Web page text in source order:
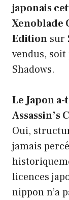
japonais
Xenoblade
Edition sur
vendus, soit
Shadows.
Le Japon
Assassin’s
Oui,
jamais
licences
nippon n’a